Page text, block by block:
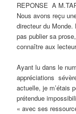
REPONSE A
Nous avons reçu
directeur du Monde.
pas publier sa
connaître aux
Ayant lu dans le
appréciations
actuelle, je m’étais
prétendue
« avec ses